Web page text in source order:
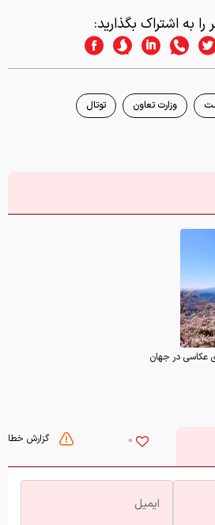
را به اشتراک بگذارید:
وزارت تعاون توتال
عکاسی در جهان
گزارش خطا 0